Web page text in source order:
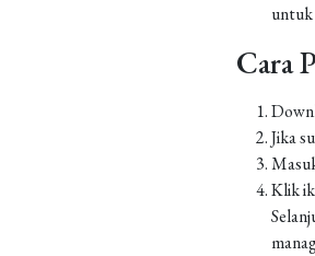
untuk
Cara
Jika
Klik